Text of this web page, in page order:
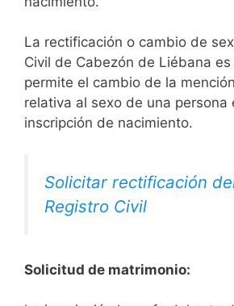
La rectificación o cambio de
Civil de Cabezón de Liébana
permite el cambio de la
relativa al sexo de una persona
inscripción de nacimiento.
Solicitar rectificación
Registro Civil
Solicitud de matrimonio: